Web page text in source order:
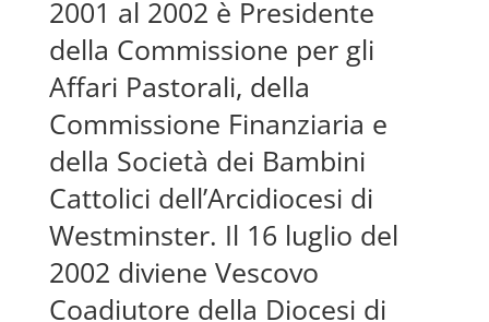
2001 al 2002 è Presidente
della Commissione per gli
Affari Pastorali, della
Commissione Finanziaria e
della Società dei Bambini
Cattolici dell’Arcidiocesi di
Westminster. Il 16 luglio del
2002 diviene Vescovo
Coadiutore della Diocesi di